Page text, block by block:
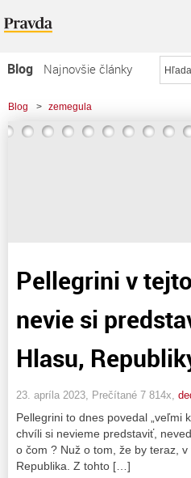
Blog
Najnovšie články
Najčítanejšie články
Najkomentovanejšie články
Blog > zemegula
Pellegrini v
nevie si
Hlasu,
23. apríla 2023, Prečítané 7 814x,
Pellegrini to dnes povedal „veľmi
chvíli si nevieme predstaviť,
o čom ? Nuž o tom, že by teraz,
Republika. Z tohto […]